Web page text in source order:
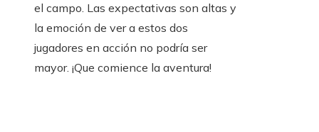
el campo. Las expectativas son altas y
la emoción de ver a estos dos
jugadores en acción no podría ser
mayor. ¡Que comience la aventura!